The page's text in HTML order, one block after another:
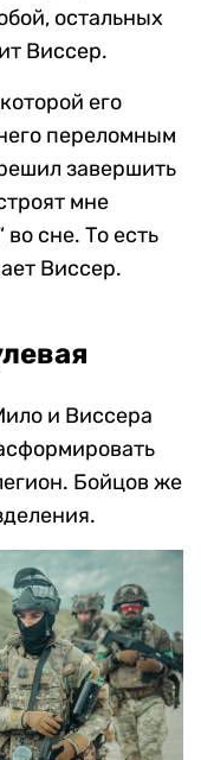
остальных
Виссер.
его
переломным
завершить
мне
сне. То есть
Виссер.
и Виссера
Бойцов же